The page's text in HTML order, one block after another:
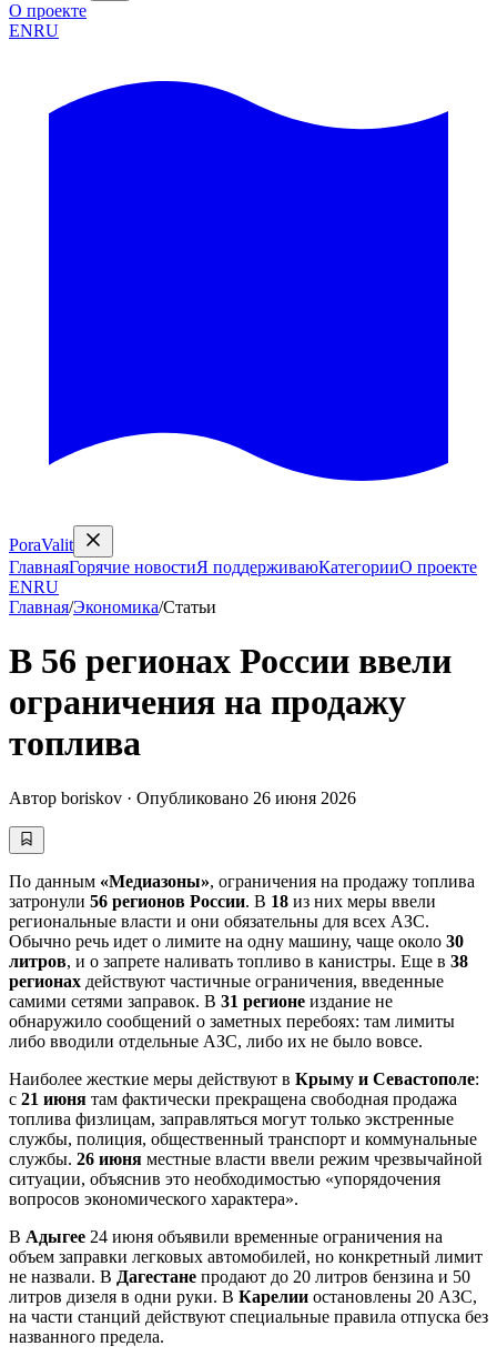
О проекте
ENRU
PoraValit
ГлавнаяГорячие новостиЯ поддерживаюКатегорииО проекте
ENRU
Главная/Экономика/Статьи
В 56 регионах России ввели
ограничения на продажу
топлива
Автор boriskov · Опубликовано 26 июня 2026
По данным «Медиазоны», ограничения на продажу топлива
затронули 56 регионов России. В 18 из них меры ввели
региональные власти и они обязательны для всех АЗС.
Обычно речь идет о лимите на одну машину, чаще около 30
литров, и о запрете наливать топливо в канистры. Еще в 38
регионах действуют частичные ограничения, введенные
самими сетями заправок. В 31 регионе издание не
обнаружило сообщений о заметных перебоях: там лимиты
либо вводили отдельные АЗС, либо их не было вовсе.
Наиболее жесткие меры действуют в Крыму и Севастополе:
с 21 июня там фактически прекращена свободная продажа
топлива физлицам, заправляться могут только экстренные
службы, полиция, общественный транспорт и коммунальные
службы. 26 июня местные власти ввели режим чрезвычайной
ситуации, объяснив это необходимостью «упорядочения
вопросов экономического характера».
В Адыгее 24 июня объявили временные ограничения на
объем заправки легковых автомобилей, но конкретный лимит
не назвали. В Дагестане продают до 20 литров бензина и 50
литров дизеля в одни руки. В Карелии остановлены 20 АЗС,
на части станций действуют специальные правила отпуска без
названного предела.